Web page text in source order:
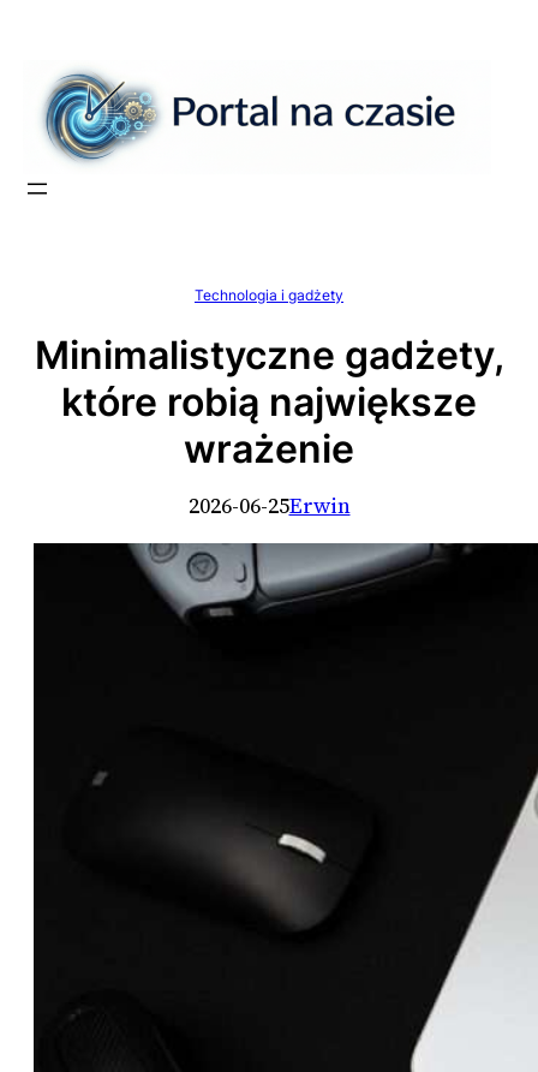
treści
Technologia i gadżety
Minimalistyczne gadżety,
które robią największe
wrażenie
2026-06-25Erwin